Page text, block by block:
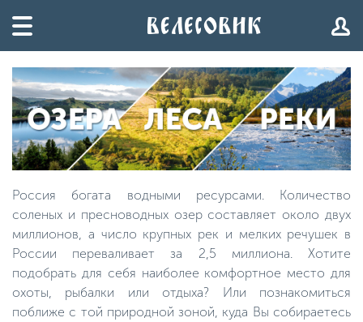
Россия богата водными ресурсами. Количество
соленых и пресноводных озер составляет около двух
миллионов, а число крупных рек и мелких речушек в
России переваливает за 2,5 миллиона. Хотите
подобрать для себя наиболее комфортное место для
охоты, рыбалки или отдыха? Или познакомиться
поближе с той природной зоной, куда Вы собираетесь